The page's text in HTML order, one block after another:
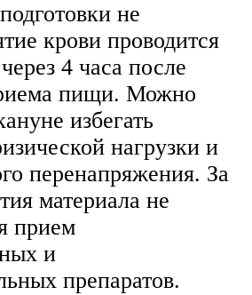
не
крови проводится
4 часа после
пищи. Можно
избегать
нагрузки и
перенапряжения. За
материала не
прием
и
препаратов.